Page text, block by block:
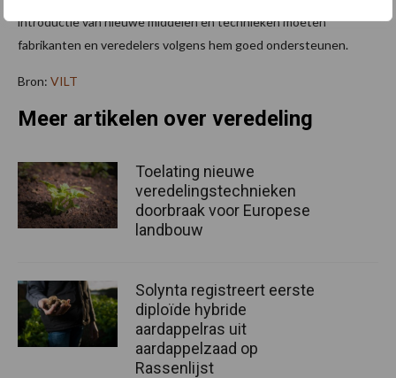
introductie van nieuwe middelen en technieken moeten
fabrikanten en veredelers volgens hem goed ondersteunen.
Bron: VILT
Meer artikelen over veredeling
Toelating nieuwe
veredelingstechnieken
doorbraak voor Europese
landbouw
Solynta registreert eerste
diploïde hybride
aardappelras uit
aardappelzaad op
Rassenlijst